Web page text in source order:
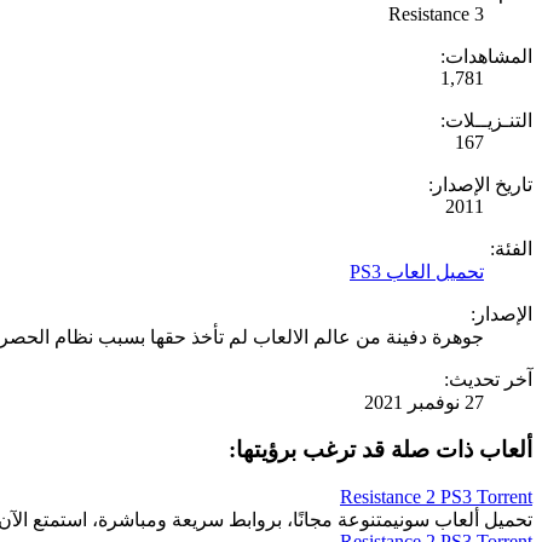
Resistance 3
المشاهدات:
1,781
التنـزيــلات:
167
تاريخ الإصدار:
2011
الفئة:
تحميل العاب PS3
الإصدار:
جوهرة دفينة من عالم الالعاب لم تأخذ حقها بسبب نظام
آخر تحديث:
27 نوفمبر 2021
ألعاب ذات صلة قد ترغب برؤيتها:
Resistance 2 PS3 Torrent
تحميل ألعاب سونيمتنوعة مجانًا، بروابط سريعة ومباشرة، استمتع